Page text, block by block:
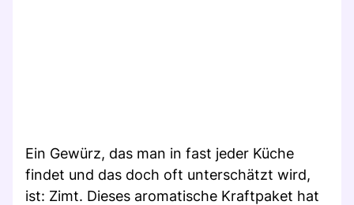
Ein Gewürz, das man in fast jeder Küche
findet und das doch oft unterschätzt wird,
ist: Zimt. Dieses aromatische Kraftpaket hat